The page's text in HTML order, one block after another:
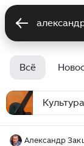
Всё
Александр